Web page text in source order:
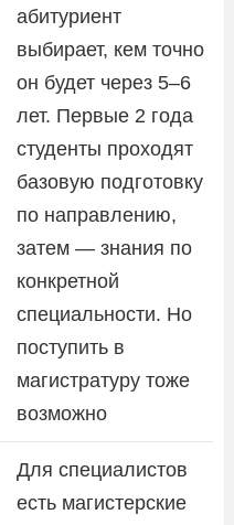
абитуриент
выбирает, кем точно
он будет через 5–6
лет. Первые 2 года
студенты проходят
базовую подготовку
по направлению,
затем — знания по
конкретной
специальности. Но
поступить в
магистратуру тоже
возможно
Для специалистов
есть магистерские